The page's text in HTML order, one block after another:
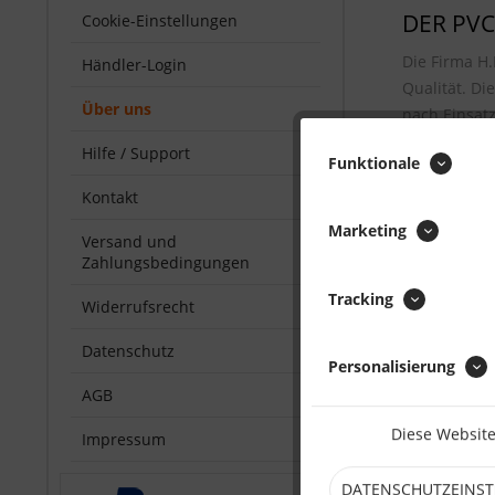
Cookie-Einstellungen
Händler-Login
Über uns
Hilfe / Support
Kontakt
Versand und
Zahlungsbedingungen
Widerrufsrecht
Datenschutz
AGB
Impressum
DER
Die Firma
Qualität.
nach
Haben Sie
06681
wie wir Ihre
Funktionale
Marketing
Tracking
Personalisierung
Diese